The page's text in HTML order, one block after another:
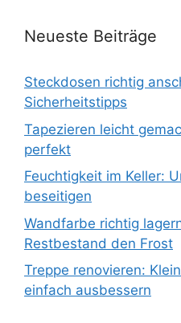
Neueste Beiträge
Steckdosen richtig
Sicherheitstipps
Tapezieren leicht
perfekt
Feuchtigkeit im Keller:
beseitigen
Wandfarbe richtig
Restbestand den Frost
Treppe renovieren:
einfach ausbessern